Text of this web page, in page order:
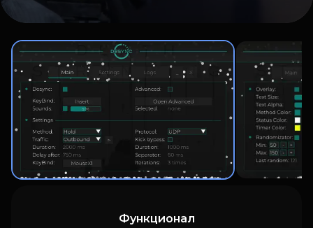
Функционал